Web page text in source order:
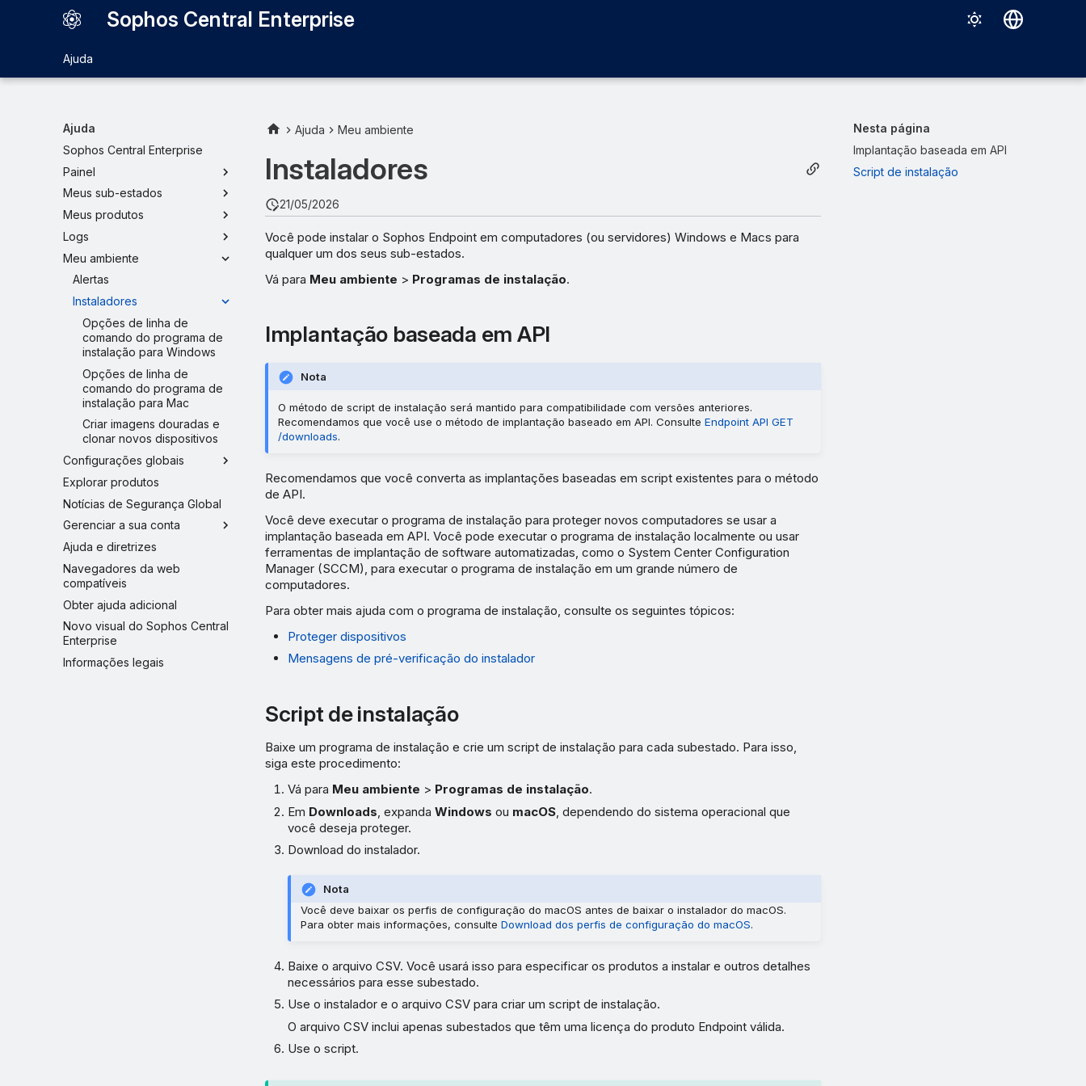
Sophos Central Enterprise
Français
Italiano
Ajuda
Ajuda
Sophos Central Enterprise
Painel
Meus sub-estados
Meus produtos
Logs
Meu ambiente
Alertas
Instaladores
Opções de linha de
comando do programa de
instalação para Windows
Opções de linha de
comando do programa de
instalação para Mac
Criar imagens douradas e
clonar novos dispositivos
Configurações globais
Explorar produtos
Notícias de Segurança Global
Gerenciar a sua conta
Ajuda e diretrizes
Navegadores da web
compatíveis
Obter ajuda adicional
Novo visual do Sophos Central
Enterprise
Informações legais
Nesta página
Implantação baseada em API
Script de instalação
Ajuda Meu ambiente
Instaladores
21/05/2026
Você pode instalar o Sophos Endpoint em computadores (ou servidores) Windows e Macs para
qualquer um dos seus sub-estados.
Vá para Meu ambiente > Programas de instalação.
Implantação baseada em API
Nota
O método de script de instalação será mantido para compatibilidade com versões anteriores.
Recomendamos que você use o método de implantação baseado em API. Consulte Endpoint API GET
/downloads.
Recomendamos que você converta as implantações baseadas em script existentes para o método
de API.
Você deve executar o programa de instalação para proteger novos computadores se usar a
implantação baseada em API. Você pode executar o programa de instalação localmente ou usar
ferramentas de implantação de software automatizadas, como o System Center Configuration
Manager (SCCM), para executar o programa de instalação em um grande número de
computadores.
Para obter mais ajuda com o programa de instalação, consulte os seguintes tópicos:
Proteger dispositivos
Mensagens de pré-verificação do instalador
Script de instalação
Baixe um programa de instalação e crie um script de instalação para cada subestado. Para isso,
siga este procedimento:
Vá para Meu ambiente > Programas de instalação.
Em Downloads , expandaWindows ou macOS , dependendo do sistema operacional que
você deseja proteger.
Download do instalador.
Nota
Você deve baixar os perfis de configuração do macOS antes de baixar o instalador do macOS.
Para obter mais informações, consulteDownload dos perfis de configuração do macOS.
Baixe o arquivo CSV. Você usará isso para especificar os produtos a instalar e outros detalhes
necessários para esse subestado.
Use o instalador e o arquivo CSV para criar um script de instalação.
O arquivo CSV inclui apenas subestados que têm uma licença do produto Endpoint válida.
Use o script.